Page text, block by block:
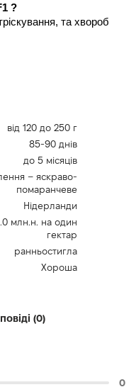
?
та хвороб
від 120 до 250 г
85-90 днів
до 5 місяців
– яскраво-
помаранчеве
Нідерланди
млн.н. на один
гектар
ранньостигла
Хороша
(0)
0